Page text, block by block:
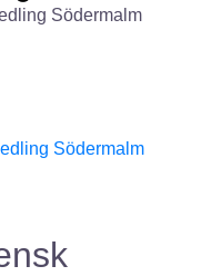
Södermalm
Södermalm